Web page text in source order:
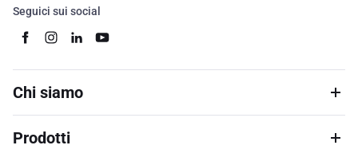
Seguici sui social
Chi siamo
Prodotti